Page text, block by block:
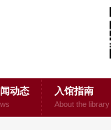
动态 入馆指南
About the library